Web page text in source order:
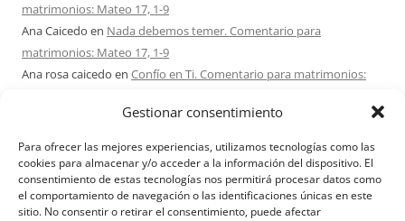
Gestionar consentimiento
Para ofrecer las mejores experiencias, utilizamos tecnologías como las
cookies para almacenar y/o acceder a la información del dispositivo. El
consentimiento de estas tecnologías nos permitirá procesar datos como
el comportamiento de navegación o las identificaciones únicas en este
sitio. No consentir o retirar el consentimiento, puede afectar
matrimonios: Mateo 17, 1-9
Ana Caicedo en Nada debemos temer. Comentario para
matrimonios: Mateo 17, 1-9
Ana rosa caicedo en Confío en Ti. Comentario para matrimonios:
en¿Ser o hacer? Comentario para Matrimonios:
Mateo 15, 1-2. 10-14
Maria Asuncion Herrero Mendezen¿Ser o hacer? Comentario para
Matrimonios: Mateo 15, 1-2. 10-14